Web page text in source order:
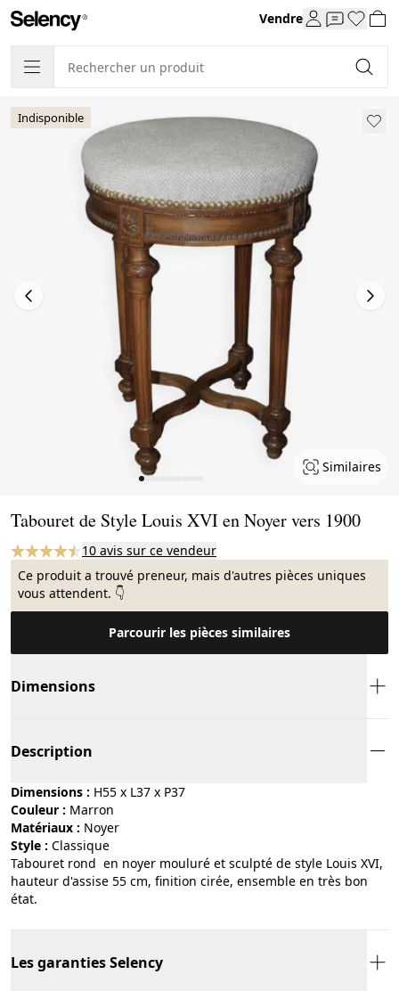
Vendre
Indisponible
Similaires
Tabouret de Style Louis XVI en Noyer vers 1900
10 avis sur ce vendeur
Ce produit a trouvé preneur, mais d'autres pièces uniques
vous attendent. 👇
Parcourir les pièces similaires
Dimensions
Description
Dimensions : H55 x L37 x P37
Couleur :
marron
Matériaux :
noyer
Style :
classique
Tabouret rond en noyer mouluré et sculpté de style Louis XVI,
hauteur d'assise 55 cm, finition cirée, ensemble en très bon
état.
Les garanties Selency